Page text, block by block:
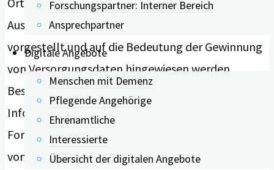
Forschungspartner: Interner Bereich
Ansprechpartner
Digitale Angebote
Menschen mit Demenz
Pflegende Angehörige
Ehrenamtliche
Interessierte
Übersicht der digitalen Angebote
Austausch mit Besucher*innen konnte das Projekt
vorgestellt und auf die Bedeutung der Gewinnung
von Versorgungsdaten hingewiesen werden.
Besucher*innen konnten sich zudem
Informationsmaterialien über das
Forschungsregister und die digitalen Angebote
von digiDEM Bayern mitnehmen. Der persönliche